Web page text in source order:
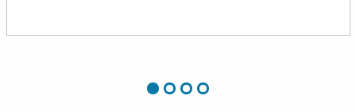
деятельности.
сложившихся деловых